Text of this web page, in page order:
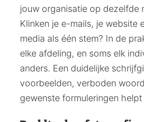
jouw organisatie op dezelfde
Klinken je e-mails, je website
media als één stem? In de
elke afdeling, en soms elk
anders. Een duidelijke
voorbeelden, verboden
gewenste formuleringen helpt